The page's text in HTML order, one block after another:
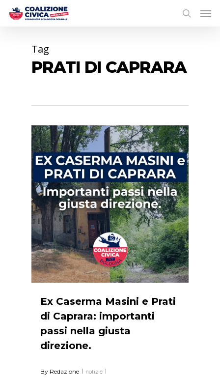
Tag
PRATI DI CAPRARA
Ex Caserma Masini e Prati
di Caprara: importanti
passi nella giusta
direzione.
By Redazione notizie
0